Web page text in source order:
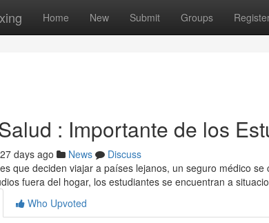
Home New Submit Groups
: Importante de los
days ago News
Discuss
que deciden viajar a países lejanos, un seguro médico
fuera del hogar, los estudiantes se encuentran a
Who Upvoted